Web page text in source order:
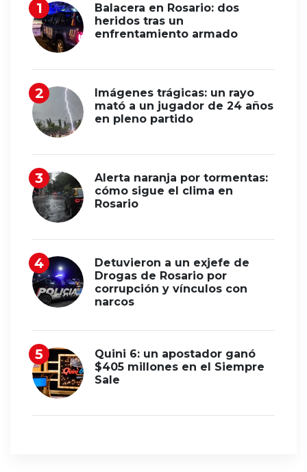
Balacera en Rosario: dos
heridos tras un
enfrentamiento armado
Imágenes trágicas: un rayo
mató a un jugador de 24 años
en pleno partido
Alerta naranja por tormentas:
cómo sigue el clima en
Rosario
Detuvieron a un exjefe de
Drogas de Rosario por
corrupción y vínculos con
narcos
Quini 6: un apostador ganó
$405 millones en el Siempre
Sale